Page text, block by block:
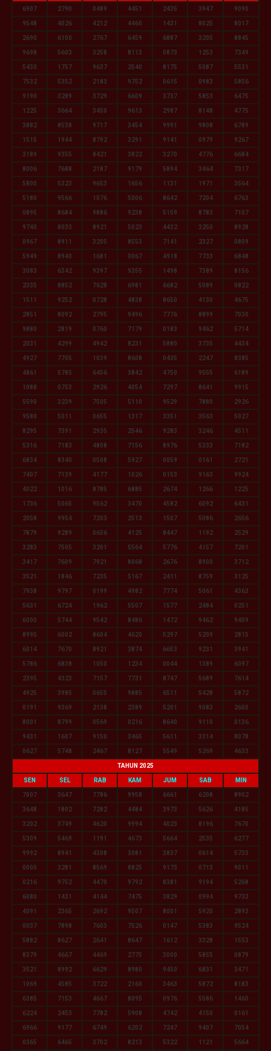
6907 2790 0489 4451 2435 3947 9090
9548 4026 4212 4460 1431 8025 8017
2690 6100 2767 6459 6887 3205 8845
9698 5603 3258 8113 0873 1253 7349
5430 1757 9637 2540 8175 5087 5531
7532 5352 2183 9752 0615 0983 5856
9190 3289 3729 6609 3737 5853 6475
1225 3664 3450 9613 2987 8148 4775
3882 8538 9717 3454 9991 9808 6789
1515 1944 8792 3291 9141 0979 9267
3189 9355 8421 3822 3270 4776 6684
8006 7688 2187 9179 5894 3464 7317
5800 5323 9653 1656 1131 1971 3564
5180 9566 1076 5006 8642 7204 6763
0895 8684 9886 9238 5159 8783 7107
9740 8033 8921 5023 4432 3250 8928
0967 8911 3205 8553 7141 2327 0809
5949 8940 1681 0067 4918 7733 6848
3083 6342 9397 9355 1498 7389 8156
2335 8852 7628 6981 6682 5089 0822
1511 9252 0728 4838 8650 4130 4675
2851 8092 2795 9496 7776 8899 7030
9880 2819 0760 7179 0183 9462 5714
2031 4299 4942 8231 5880 3735 4434
4927 7705 1039 8608 0435 2247 8385
4861 5785 6456 3842 4750 9555 6189
1088 0753 2926 4054 7297 8641 9915
5590 3239 7505 5110 9529 7880 2926
9580 5011 0655 1317 3351 3563 5027
8295 7391 2935 2546 9283 3246 4511
5316 7183 4808 7156 8976 5333 7182
6834 8340 0508 5927 0059 0161 2721
7407 7139 4177 1026 0153 9163 9924
4022 1016 8785 6885 2674 1266 1225
1736 5065 9562 3470 4582 6092 6431
2058 9954 7203 2513 1507 5086 2656
7879 9289 0656 4125 8447 1192 2529
3283 7505 3201 5564 5776 4157 7201
3417 7609 7921 8068 2676 8900 3712
3521 1846 7235 5167 2411 8759 3125
7938 9797 0199 4982 7774 5061 4363
5631 6724 1962 5507 1577 2484 0251
6000 5744 9542 8486 1472 9462 9409
8995 6002 8604 4620 5297 5209 2815
6014 7670 8921 3874 6653 9231 3941
5786 6838 1050 1234 0044 1389 6097
2395 4323 7157 7731 8747 5689 7614
4925 3985 0655 9885 6511 5428 5872
0191 9369 2138 2389 5201 9083 2600
8001 8799 0569 0216 8640 9110 0136
9431 1607 9150 3465 5611 3314 8078
0627 5748 2467 8127 5549 5269 4633
TAHUN 2025
SEN SEL RAB KAM JUM SAB MIN
7007 3647 7786 9958 6661 6208 8902
3648 1802 7282 4484 3973 5626 4185
3202 3749 4620 9994 4023 8196 7670
5309 5469 1191 4673 5664 2535 6277
9992 8941 4308 3081 3837 0614 5733
0000 3281 8569 8825 9173 0713 9011
0216 9752 4470 9792 8381 9194 5268
6080 1431 4144 7475 3829 0994 9733
4091 2365 2692 9507 8001 5920 2893
0037 7898 7603 7526 0147 5383 9524
5882 8627 2641 8647 1612 3328 1553
8379 4667 4469 2775 3000 5855 0879
3521 8992 6629 8980 9450 6831 3471
1069 4585 3722 2160 3463 5872 8183
6385 7153 4667 8095 0976 5586 1460
6224 2453 7782 5908 4742 4150 0161
6966 9177 6749 6202 7247 9407 7054
0365 6465 3702 8213 5322 1121 5664